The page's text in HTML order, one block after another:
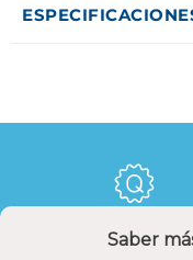
Saber
Calidad y